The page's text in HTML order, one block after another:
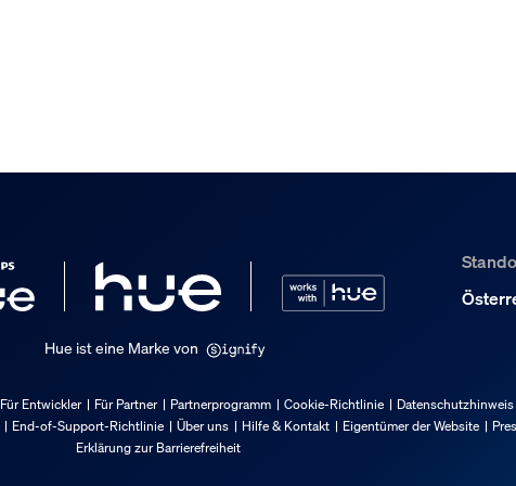
Hue ist eine Marke von
Für Entwickler Für Partner Partnerprogramm Cookie-Richtlinie Datenschutzhinweis
End-of-Support-Richtlinie Über uns Hilfe & Kontakt Eigentümer der Website
Erklärung zur Barrierefreiheit